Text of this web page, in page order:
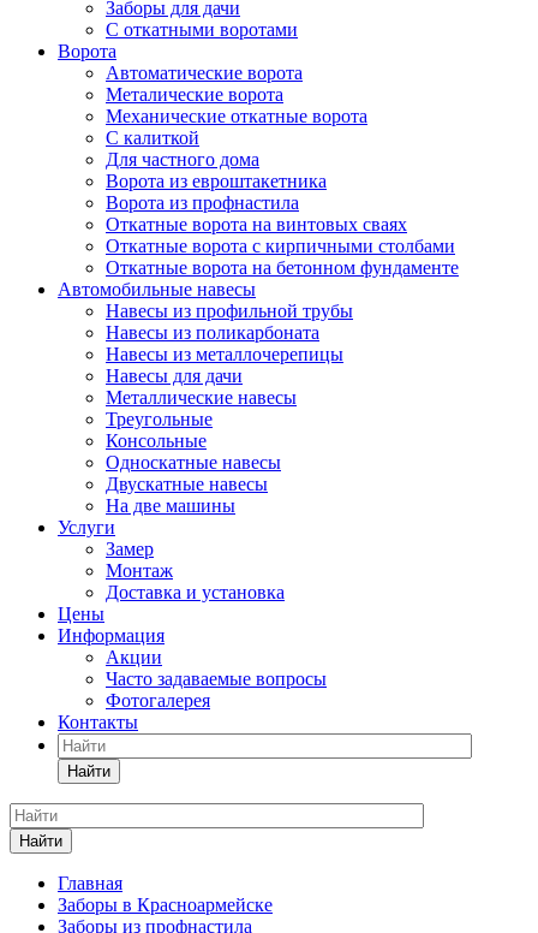
Заборы для дачи
С откатными воротами
Ворота
Автоматические ворота
Металические ворота
Механические откатные ворота
С калиткой
Для частного дома
Ворота из евроштакетника
Ворота из профнастила
Откатные ворота на винтовых сваях
Откатные ворота с кирпичными столбами
Откатные ворота на бетонном фундаменте
Автомобильные навесы
Навесы из профильной трубы
Навесы из поликарбоната
Навесы из металлочерепицы
Навесы для дачи
Металлические навесы
Треугольные
Консольные
Односкатные навесы
Двускатные навесы
На две машины
Услуги
Замер
Монтаж
Доставка и установка
Цены
Информация
Акции
Часто задаваемые вопросы
Фотогалерея
Контакты
Найти
Найти
Главная
Заборы в Красноармейске
Заборы из профнастила